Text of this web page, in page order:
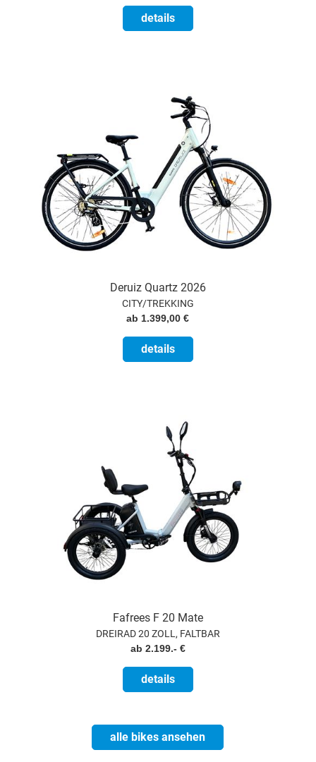
details
Deruiz Quartz 2026
CITY/TREKKING
ab 1.399,00 €
details
Fafrees F 20 Mate
DREIRAD 20 ZOLL, FALTBAR
ab 2.199.- €
details
alle bikes ansehen